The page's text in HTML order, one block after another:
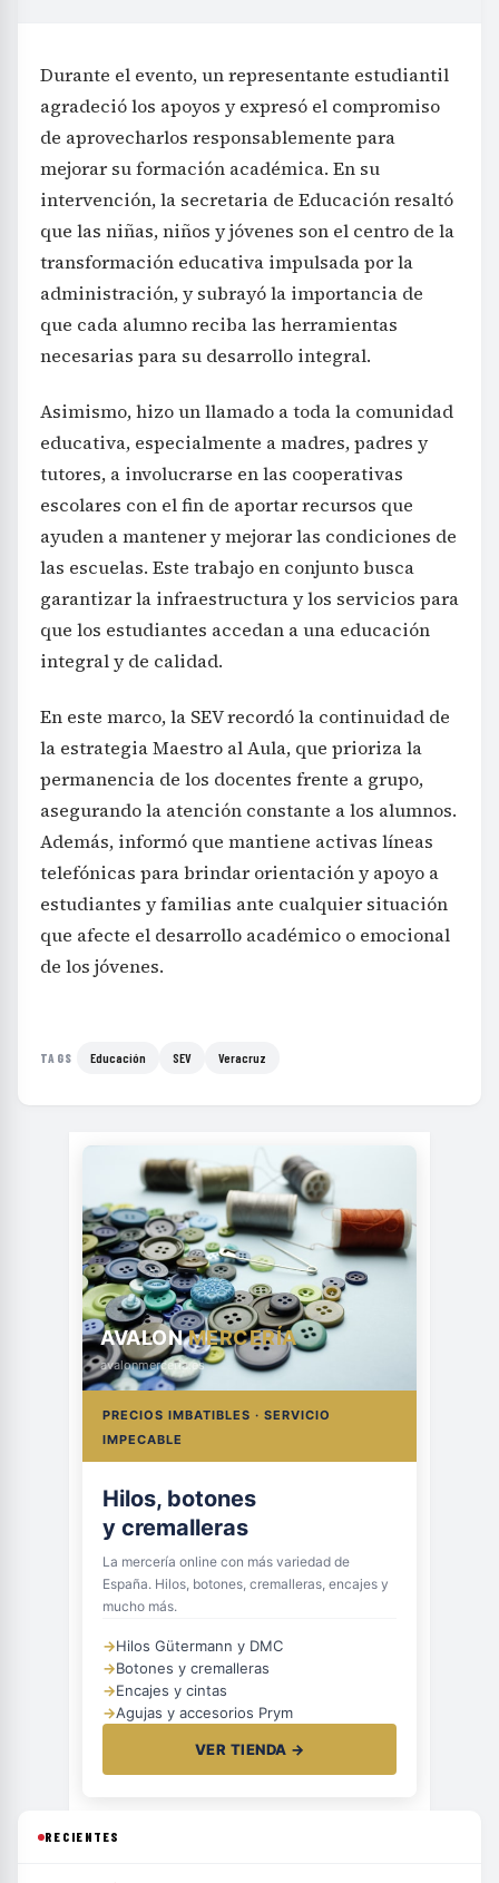
Durante el evento, un representante estudiantil
agradeció los apoyos y expresó el compromiso
de aprovecharlos responsablemente para
mejorar su formación académica. En su
intervención, la secretaria de Educación resaltó
que las niñas, niños y jóvenes son el centro de la
transformación educativa impulsada por la
administración, y subrayó la importancia de
que cada alumno reciba las herramientas
necesarias para su desarrollo integral.
Asimismo, hizo un llamado a toda la comunidad
educativa, especialmente a madres, padres y
tutores, a involucrarse en las cooperativas
escolares con el fin de aportar recursos que
ayuden a mantener y mejorar las condiciones de
las escuelas. Este trabajo en conjunto busca
garantizar la infraestructura y los servicios para
que los estudiantes accedan a una educación
integral y de calidad.
En este marco, la SEV recordó la continuidad de
la estrategia Maestro al Aula, que prioriza la
permanencia de los docentes frente a grupo,
asegurando la atención constante a los alumnos.
Además, informó que mantiene activas líneas
telefónicas para brindar orientación y apoyo a
estudiantes y familias ante cualquier situación
que afecte el desarrollo académico o emocional
de los jóvenes.
TAGS Educación SEV Veracruz
AVALONMERCERÍA
avalonmerceria.es
PRECIOS IMBATIBLES · SERVICIO
IMPECABLE
Hilos, botones
y cremalleras
La mercería online con más variedad de
España. Hilos, botones, cremalleras, encajes y
mucho más.
→Hilos Gütermann y DMC
→Botones y cremalleras
→Encajes y cintas
→Agujas y accesorios Prym
VER TIENDA →
RECIENTES